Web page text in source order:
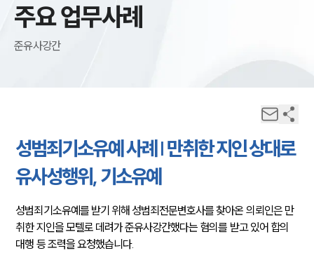
주요 업무사례
준유사강간
성범죄기소유예 사례 | 만취한 지인 상대로
유사성행위, 기소유예
성범죄기소유예를 받기 위해 성범죄전문변호사를 찾아온 의뢰인은 만
취한 지인을 모텔로 데려가 준유사강간했다는 혐의를 받고 있어 합의
대행 등 조력을 요청했습니다.